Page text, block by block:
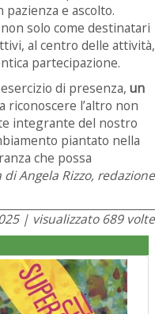
e ascolto.
solo come destinatari
al centro delle attività,
partecipazione.
di presenza, un
riconoscere l’altro non
integrante del nostro
piantato nella
che possa
di Angela Rizzo, redazione
| visualizzato 689 volte